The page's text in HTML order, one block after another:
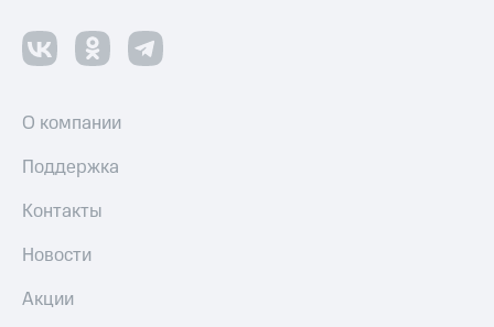
О компании
Поддержка
Контакты
Новости
Акции